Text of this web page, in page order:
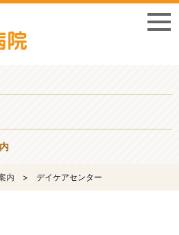
採用情報
内 デイケアセンター